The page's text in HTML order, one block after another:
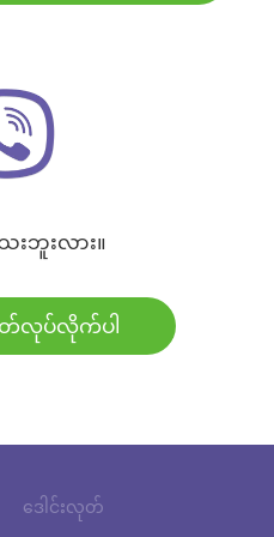
းဘူးလား။
တ်လုပ်လိုက်ပါ
ဒေါင်းလုတ်